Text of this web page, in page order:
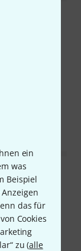
ein
was
Beispiel
das für
Cookies
zu (alle